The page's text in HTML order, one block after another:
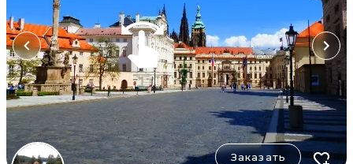
Заказать